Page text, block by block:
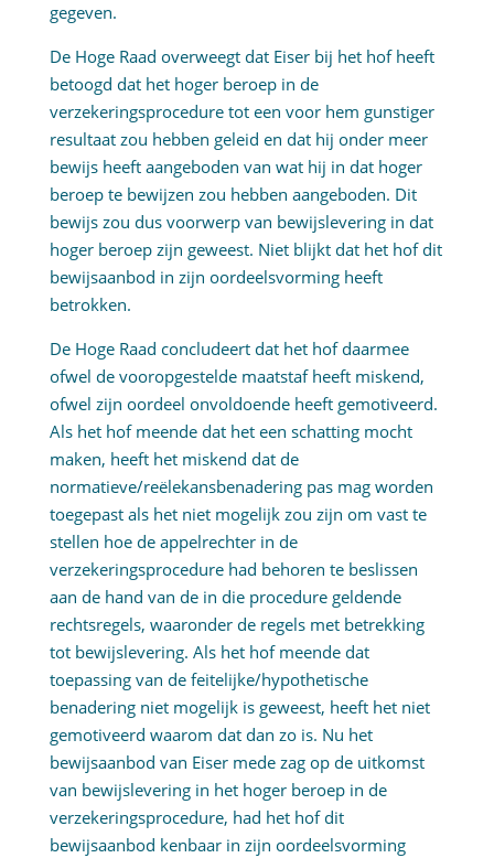
gegeven.
De Hoge Raad overweegt dat Eiser bij het hof heeft
betoogd dat het hoger beroep in de
verzekeringsprocedure tot een voor hem gunstiger
resultaat zou hebben geleid en dat hij onder meer
bewijs heeft aangeboden van wat hij in dat hoger
beroep te bewijzen zou hebben aangeboden. Dit
bewijs zou dus voorwerp van bewijslevering in dat
hoger beroep zijn geweest. Niet blijkt dat het hof dit
bewijsaanbod in zijn oordeelsvorming heeft
betrokken.
De Hoge Raad concludeert dat het hof daarmee
ofwel de vooropgestelde maatstaf heeft miskend,
ofwel zijn oordeel onvoldoende heeft gemotiveerd.
Als het hof meende dat het een schatting mocht
maken, heeft het miskend dat de
normatieve/reëlekansbenadering pas mag worden
toegepast als het niet mogelijk zou zijn om vast te
stellen hoe de appelrechter in de
verzekeringsprocedure had behoren te beslissen
aan de hand van de in die procedure geldende
rechtsregels, waaronder de regels met betrekking
tot bewijslevering. Als het hof meende dat
toepassing van de feitelijke/hypothetische
benadering niet mogelijk is geweest, heeft het niet
gemotiveerd waarom dat dan zo is. Nu het
bewijsaanbod van Eiser mede zag op de uitkomst
van bewijslevering in het hoger beroep in de
verzekeringsprocedure, had het hof dit
bewijsaanbod kenbaar in zijn oordeelsvorming